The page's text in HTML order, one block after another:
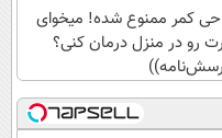
کمر ممنوع شده! میخوای
رو در منزل درمان کنی؟